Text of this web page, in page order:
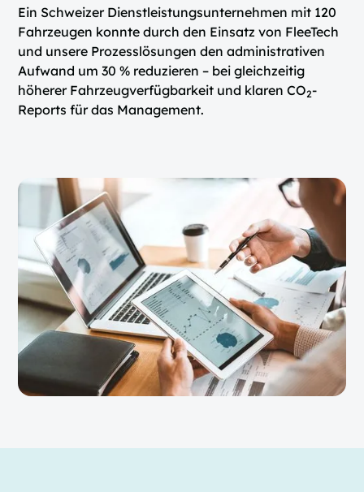
Ein Schweizer Dienstleistungsunternehmen mit 120
Fahrzeugen konnte durch den Einsatz von FleeTech
und unsere Prozesslösungen den administrativen
Aufwand um 30 % reduzieren – bei gleichzeitig
höherer Fahrzeugverfügbarkeit und klaren CO2-
Reports für das Management.